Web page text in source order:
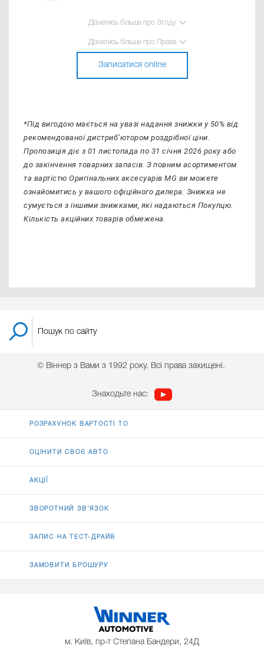
Дізнатись більше про Згоду
Дізнатись більше про Права
Записатися online
*Під вигодою мається на увазі надання знижки у 50% від
рекомендованої дистриб‘ютором роздрібної ціни.
Пропозиція діє з 01 листопада по 31 січня 2026 року або
до закінчення товарних запасів. З повним асортиментом
та вартістю Оригінальних аксесуарів MG ви можете
ознайомитись у вашого офіційного дилера. Знижка не
сумується з іншими знижками, які надаються Покупцю.
Кількість акційних товарів обмежена.
© Віннер з Вами з 1992 року. Всі права захищені.
Знаходьте нас:
РОЗРАХУНОК ВАРТОСТІ ТО
ОЦІНИТИ СВОЄ АВТО
АКЦІЇ
ЗВОРОТНИЙ ЗВ’ЯЗОК
ЗАПИС НА ТЕСТ-ДРАЙВ
ЗАМОВИТИ БРОШУРУ
м. Київ, пр-т Степана Бандери, 24Д